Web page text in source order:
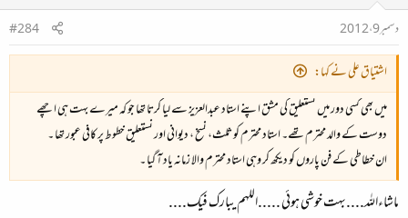
دسمبر 9، 2012
#284
اشتیاق علی نے کہا:
میں بھی کسی دور میں نستعلیق کی مشق اپنے استاد عبدالعزیز سے لیا کرتا تھا جو کہ میرے بہت ہی اچھے
دوست کے والد محترم تھے۔ استاد محترم کو ثلث، نسخ ، دیوانی اور نستعلیق خطوط پر کافی عبور تھا ۔
ان خطاطی کے فن پاروں کو دیکھ کر وہی استاد محترم والا زمانہ یاد آ گیا ۔
ماشاءاللہ....بہت خوشی ہوئی .....اللہم یبارک فیک....